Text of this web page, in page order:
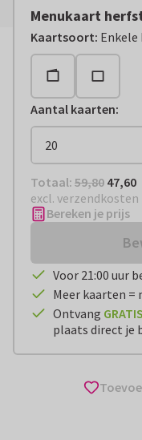
Menukaart
Kaartsoort: Enkele
Aantal kaarten:
Totaal: € 47,60
Totaal: 59,80 47,60
excl. verzendkosten
Bereken je prijs
Voor 21:00 uur
Meer kaarten =
Ontvang GRATIS
plaats direct je